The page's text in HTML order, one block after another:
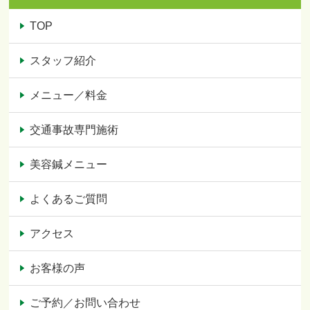
TOP
スタッフ紹介
メニュー／料金
交通事故専門施術
美容鍼メニュー
よくあるご質問
アクセス
お客様の声
ご予約／お問い合わせ